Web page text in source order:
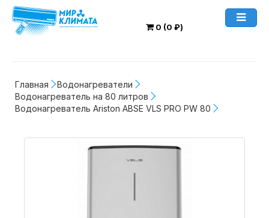
0 (0 ₽)
Главная
Водонагреватели
Водонагреватель на 80 литров
Водонагреватель Ariston ABSE VLS PRO PW 80